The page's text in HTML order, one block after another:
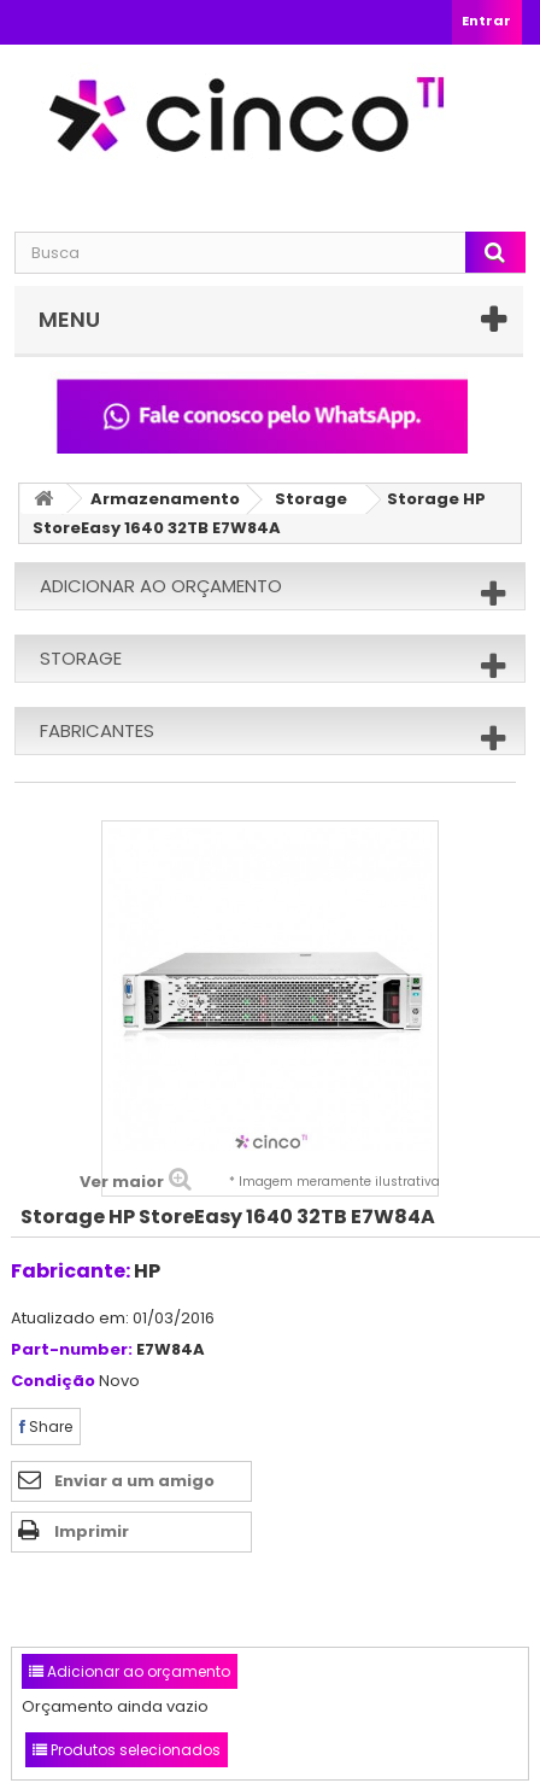
Entrar
MENU
Armazenamento Storage
Storage HP
StoreEasy 1640 32TB E7W84A
ADICIONAR AO ORÇAMENTO
STORAGE
FABRICANTES
Ver maior * Imagem meramente ilustrativa
Storage HP StoreEasy 1640 32TB E7W84A
Fabricante:HP
Atualizado em: 01/03/2016
Part-number: E7W84A
CondiçãoNovo
Share
Enviar a um amigo
Imprimir
Adicionar ao orçamento
Orçamento ainda vazio
Produtos selecionados